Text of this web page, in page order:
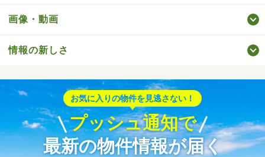
画像・動画
情報の新しさ
お気に入りの物件を見逃さない！
プッシュ通知で
最新の物件情報が届く